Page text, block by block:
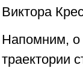
Виктора
Напомним, о
траектории